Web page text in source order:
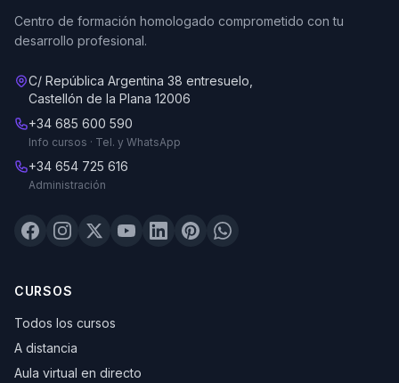
Centro de formación homologado comprometido con tu
desarrollo profesional.
C/ República Argentina 38 entresuelo,
Castellón de la Plana 12006
+34 685 600 590
Info cursos · Tel. y WhatsApp
+34 654 725 616
Administración
CURSOS
Todos los cursos
A distancia
Aula virtual en directo